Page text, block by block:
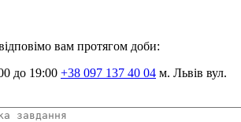
вам протягом доби:
до 19:00 +38 097 137 40 04 м. Львів вул.